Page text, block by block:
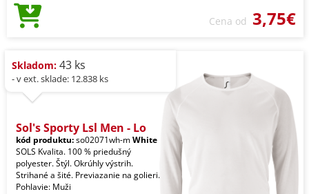
Cena od 3,75€
Skladom: 43 ks
- v ext. sklade: 12.838 ks
Sol's Sporty Lsl Men - Lo
kód produktu:so02071wh-mWhite
SOLS Kvalita. 100 % priedušný
polyester. Štýl. Okrúhly výstrih.
Strihané a šité. Previazanie na golieri.
Pohlavie: Muži